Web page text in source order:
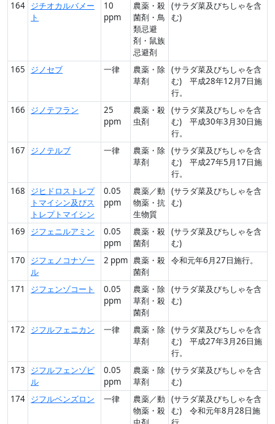
164 ジチオカルバメー
ト
10
ppm
農薬・殺
菌剤・鳥
類忌避
剤・鼠族
忌避剤
(サラダ菜及びちしゃを含
む)
165 ジノセブ 一律
農薬・除
草剤
(サラダ菜及びちしゃを含
む) 平成28年12月7日施
行。
166
ジノテフラン
25
ppm
農薬・殺
虫剤
(サラダ菜及びちしゃを含
む) 平成30年3月30日施
行。
167
ジノテルブ 一律
農薬・除
草剤
(サラダ菜及びちしゃを含
む) 平成27年5月17日施
行。
168
ジヒドロストレプ
トマイシン及びス
トレプトマイシン
0.05
ppm
農薬／動
物薬・抗
生物質
(サラダ菜及びちしゃを含
む)
169 ジフェニルアミン
0.05
ppm
農薬・殺
菌剤
(サラダ菜及びちしゃを含
む)
170
ジフェノコナゾー
ル
2 ppm 農薬・殺
菌剤
令和元年6月27日施行。
171 ジフェンゾコート
0.05
ppm
農薬・除
草剤・殺
菌剤
(サラダ菜及びちしゃを含
む)
172 ジフルフェニカン 一律
農薬・除
草剤
(サラダ菜及びちしゃを含
む) 平成27年3月26日施
行。
173
ジフルフェンゾピ
ル
0.05
ppm
農薬・除
草剤
(サラダ菜及びちしゃを含
む)
174 ジフルベンズロン 一律
農薬／動
物薬・殺
(サラダ菜及びちしゃを含
む) 令和元年8月28日施